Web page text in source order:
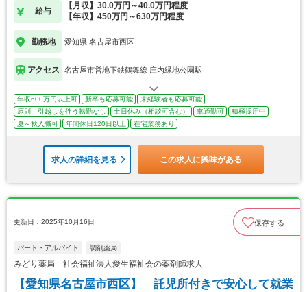
給与
【月収】30.0万円～40.0万円程度
【年収】450万円～630万円程度
勤務地 愛知県 名古屋市西区
アクセス 名古屋市営地下鉄鶴舞線 庄内緑地公園駅
年収600万円以上可 新卒も応募可能
未経験者も応募可能
原則、引越しを伴う転勤なし
土日休み（相談可含む） 車通勤可
積極採用中
夏～秋入職可
年間休日120日以上 在宅業務あり
求人の詳細を見る この求人に興味がある
更新日：2025年10月16日 保存する
パート・アルバイト 調剤薬局
みどり薬局 社会福祉法人愛生福祉会の薬剤師求人
【愛知県名古屋市西区】 託児所付きで安心して就業